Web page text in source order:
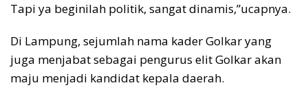
Tapi ya beginilah politik, sangat dinamis,”ucapnya.
Di Lampung, sejumlah nama kader Golkar yang
juga menjabat sebagai pengurus elit Golkar akan
maju menjadi kandidat kepala daerah.